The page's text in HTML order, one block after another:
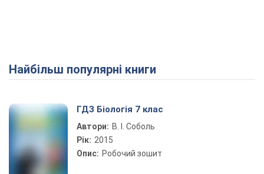
Найбільш популярні книги
ГДЗ Біологія 7 клас
Автори: В. І. Соболь
Рік: 2015
Опис: Робочий зошит